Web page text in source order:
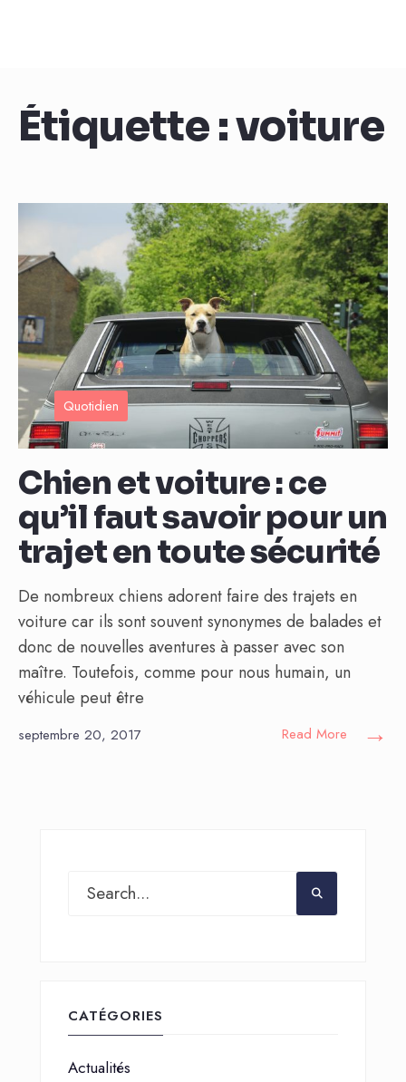
Étiquette :voiture
Quotidien
Chien et voiture : ce
qu’il faut savoir pour un
trajet en toute sécurité
De nombreux chiens adorent faire des trajets en
voiture car ils sont souvent synonymes de balades et
donc de nouvelles aventures à passer avec son
maître. Toutefois, comme pour nous humain, un
véhicule peut être
septembre 20, 2017 Read More →
CATÉGORIES
Actualités